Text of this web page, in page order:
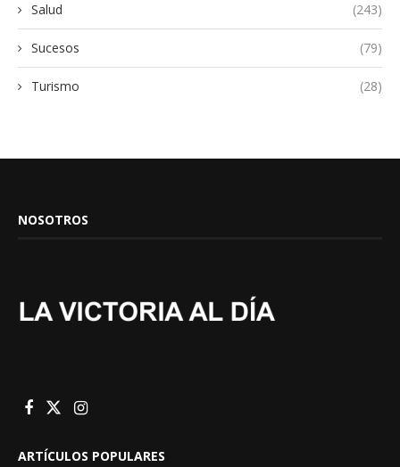
Salud (243)
Sucesos (79)
Turismo (28)
NOSOTROS
ARTÍCULOS POPULARES